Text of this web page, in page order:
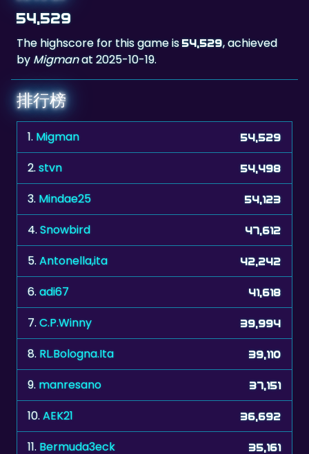
The highscore for this game is
byMigman
排行榜
1.Migman
2.stvn 54,498
3. Mindae25 54,123
4.Snowbird 47,612
5. Antonella,ita 42,242
6. adi67 41,618
7. C.P.Winny 39,994
8. RL.Bologna.Ita 39,110
9. manresano 37,151
10.AEK21 36,692
11. Bermuda3eck 35,161
12.katarina 34,284